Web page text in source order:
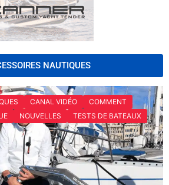
NAUTIQUES
CANAL VIDÉO
COMMENT
NOUVELLES TESTS DE BATEAUX